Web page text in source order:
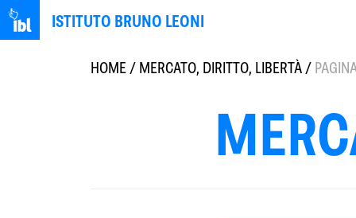
ISTITUTO BRUNO LEONI
HOME/MERCATO, DIRITTO, LIBERTÀ/